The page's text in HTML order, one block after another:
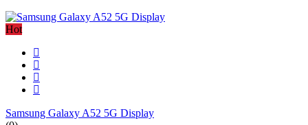
Hot
Samsung Galaxy A52 5G Display